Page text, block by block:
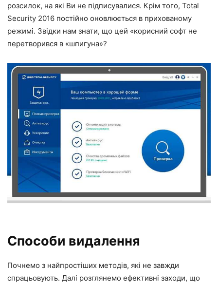
розсилок, на які Ви не підписувалися. Крім того, Total
Security 2016 постійно оновлюється в прихованому
режимі. Звідки нам знати, що цей «корисний софт не
перетворився в «шпигуна»?
Способи видалення
Почнемо з найпростіших методів, які не завжди
спрацьовують. Далі розглянемо ефективні заходи, що